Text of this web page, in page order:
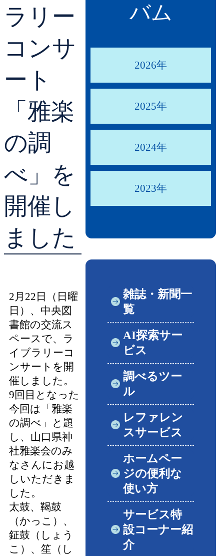
レファレンスサービ
ラリー
コンサ
ート
「雅楽
の調
べ」を
開催し
ました
2月22日（日曜
日）、中央図
書館の交流ス
ペースで、ラ
イブラリーコ
ンサートを開
催しました。
9回目となった
今回は「雅楽
の調べ」と題
し、山口県神
社雅楽会のみ
なさんにお越
しいただきま
した。
太鼓、鞨鼓
（かっこ）、
鉦鼓（しょう
こ）、笙（し
バム
2026年
2025年
2024年
2023年
雑誌・新聞一
覧
AI探索サー
ビス
調べるツー
ル
レファレン
スサービス
ホームペー
ジの便利な
使い方
サービス特
設コーナー紹
介